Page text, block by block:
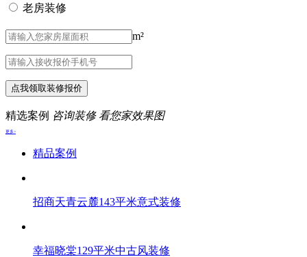
老房装修
m²
点我领取装修报价
精选案例 咨询装修 看您家效果图
更多>
精品案例
招商天青云麓143平米意式装修
幸福晓棠129平米中古风装修